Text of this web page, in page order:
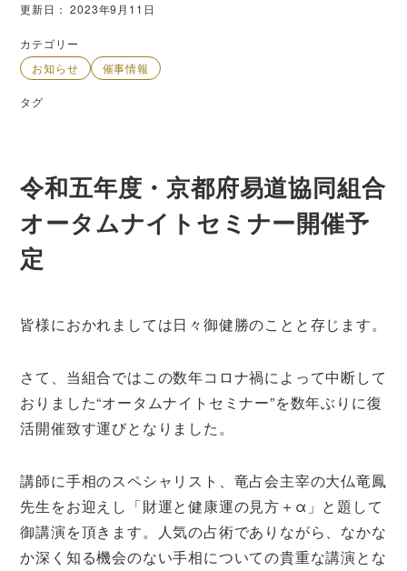
更新日： 2023年9月11日
カテゴリー
お知らせ
催事情報
タグ
令和五年度・京都府易道協同組合
オータムナイトセミナー開催予
定
皆様におかれましては日々御健勝のことと存じます。
さて、当組合ではこの数年コロナ禍によって中断して
おりました“オータムナイトセミナー”を数年ぶりに復
活開催致す運びとなりました。
講師に手相のスペシャリスト、竜占会主宰の大仏竜鳳
先生をお迎えし「財運と健康運の見方＋α」と題して
御講演を頂きます。人気の占術でありながら、なかな
か深く知る機会のない手相についての貴重な講演とな